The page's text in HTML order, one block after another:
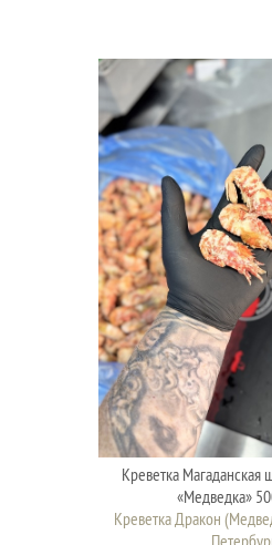
Креветка Магаданская
«Медведка»
Креветка Дракон